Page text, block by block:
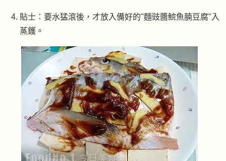
貼士：要水猛滾後，才放入備好的"麵豉醬鯇魚腩豆腐"入
蒸鑊。